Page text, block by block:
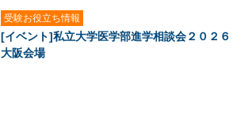
受験お役立ち情報
[イベント]私立大学医学部進学相談会２０２６
大阪会場